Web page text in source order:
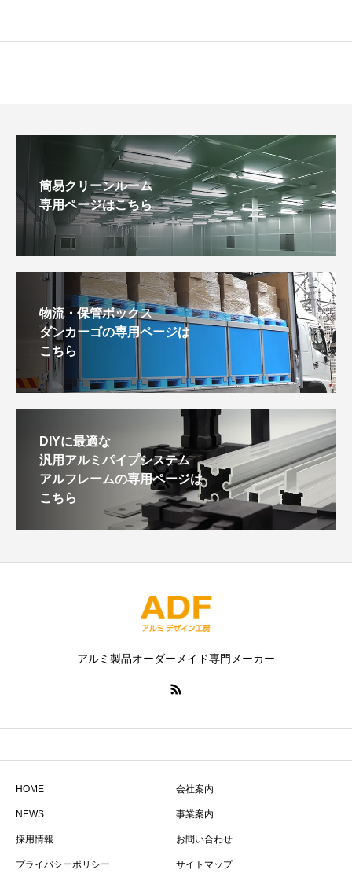
簡易クリーンルーム
専用ページはこちら
物流・保管ボックス
ダンカーゴの専用ページは
こちら
DIYに最適な
汎用アルミパイプシステム
アルフレームの専用ページは
こちら
アルミ製品オーダーメイド専門メーカー
HOME 会社案内
NEWS 事業案内
採用情報 お問い合わせ
プライバシーポリシー サイトマップ